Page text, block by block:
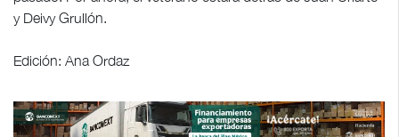
y Deivy Grullón.
Edición: Ana Ordaz